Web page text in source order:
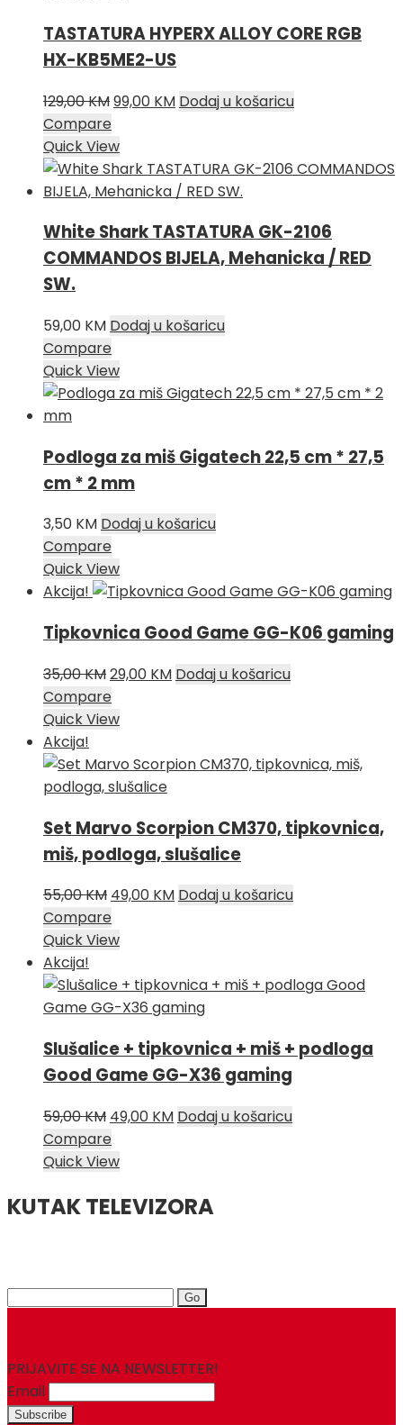
TASTATURA HYPERX ALLOY CORE RGB
HX-KB5ME2-US
129,00KMIzvorna
bila
je:
129,00 KM.
99,00 KMTrenutna
99,00 KM.
Dodaj u košaricu
Compare
Quick View
White Shark TASTATURA GK-2106
COMMANDOS BIJELA, Mehanicka / RED
SW.
59,00 KM Dodaj u košaricu
Compare
Quick View
Podloga za miš Gigatech 22,5 cm * 27,5
cm * 2 mm
3,50 KM Dodaj u košaricu
Compare
Quick View
Akcija!
Tipkovnica Good Game GG-K06 gaming
35,00KMIzvorna
cijena
bila
35,00 KM.
29,00 KMTrenutna
Dodaj u košaricu
Compare
Quick View
Akcija!
Set Marvo Scorpion CM370, tipkovnica,
miš, podloga, slušalice
55,00KM Izvorna
cijena
bila
55,00 KM.
49,00 KMTrenutna
Dodaj u košaricu
Compare
Quick View
Akcija!
Slušalice + tipkovnica + miš + podloga
Good Game GG-X36 gaming
59,00KM Izvorna
cijena
bila
59,00 KM.
49,00 KMTrenutna
Dodaj u košaricu
Compare
Quick View
KUTAK TELEVIZORA
Search
PRIJAVITE SE NA NEWSLETTER!
Email